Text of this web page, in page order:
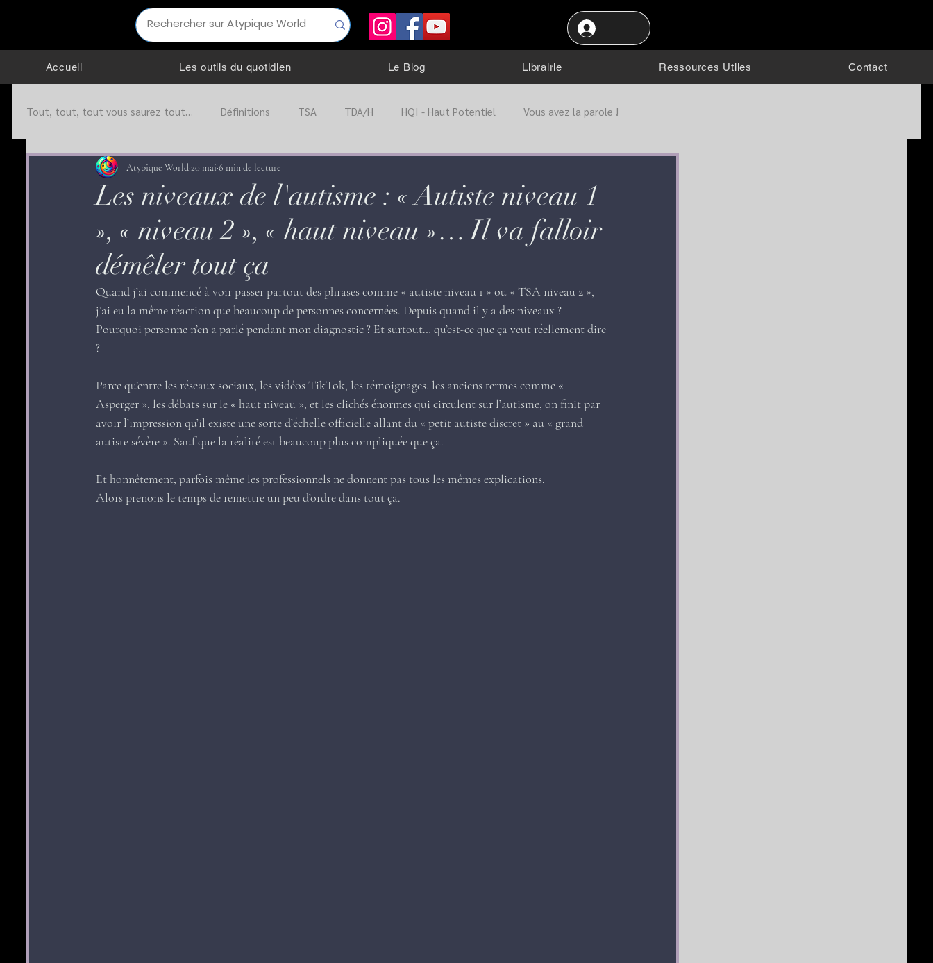
-
Accueil Les outils du quotidien Le Blog Librairie Ressources Utiles Contact
Tout, tout, tout vous saurez tout… Définitions TSA TDA/H HQI - Haut Potentiel Vous avez la parole !
Infos pratiques Interactions sociales Organisation
Société Partenariat TOP Troubles alimentaire Autres troubles
Les niveaux de l'autisme : « Autiste niveau 1
», « niveau 2 », « haut niveau »… Il va falloir
démêler tout ça
Atypique World20 mai 6 min de lecture
Quand j’ai commencé à voir passer partout des phrases comme « autiste niveau 1 » ou « TSA niveau 2 »,
j’ai eu la même réaction que beaucoup de personnes concernées. Depuis quand il y a des niveaux ?
Pourquoi personne n’en a parlé pendant mon diagnostic ? Et surtout… qu’est-ce que ça veut réellement dire
?
Parce qu’entre les réseaux sociaux, les vidéos TikTok, les témoignages, les anciens termes comme «
Asperger », les débats sur le « haut niveau », et les clichés énormes qui circulent sur l’autisme, on finit par
avoir l’impression qu’il existe une sorte d’échelle officielle allant du « petit autiste discret » au « grand
autiste sévère ». Sauf que la réalité est beaucoup plus compliquée que ça.
Et honnêtement, parfois même les professionnels ne donnent pas tous les mêmes explications.
Alors prenons le temps de remettre un peu d’ordre dans tout ça.